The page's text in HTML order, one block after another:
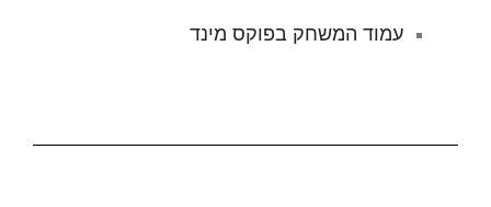
עמוד המשחק בפוקס מינד